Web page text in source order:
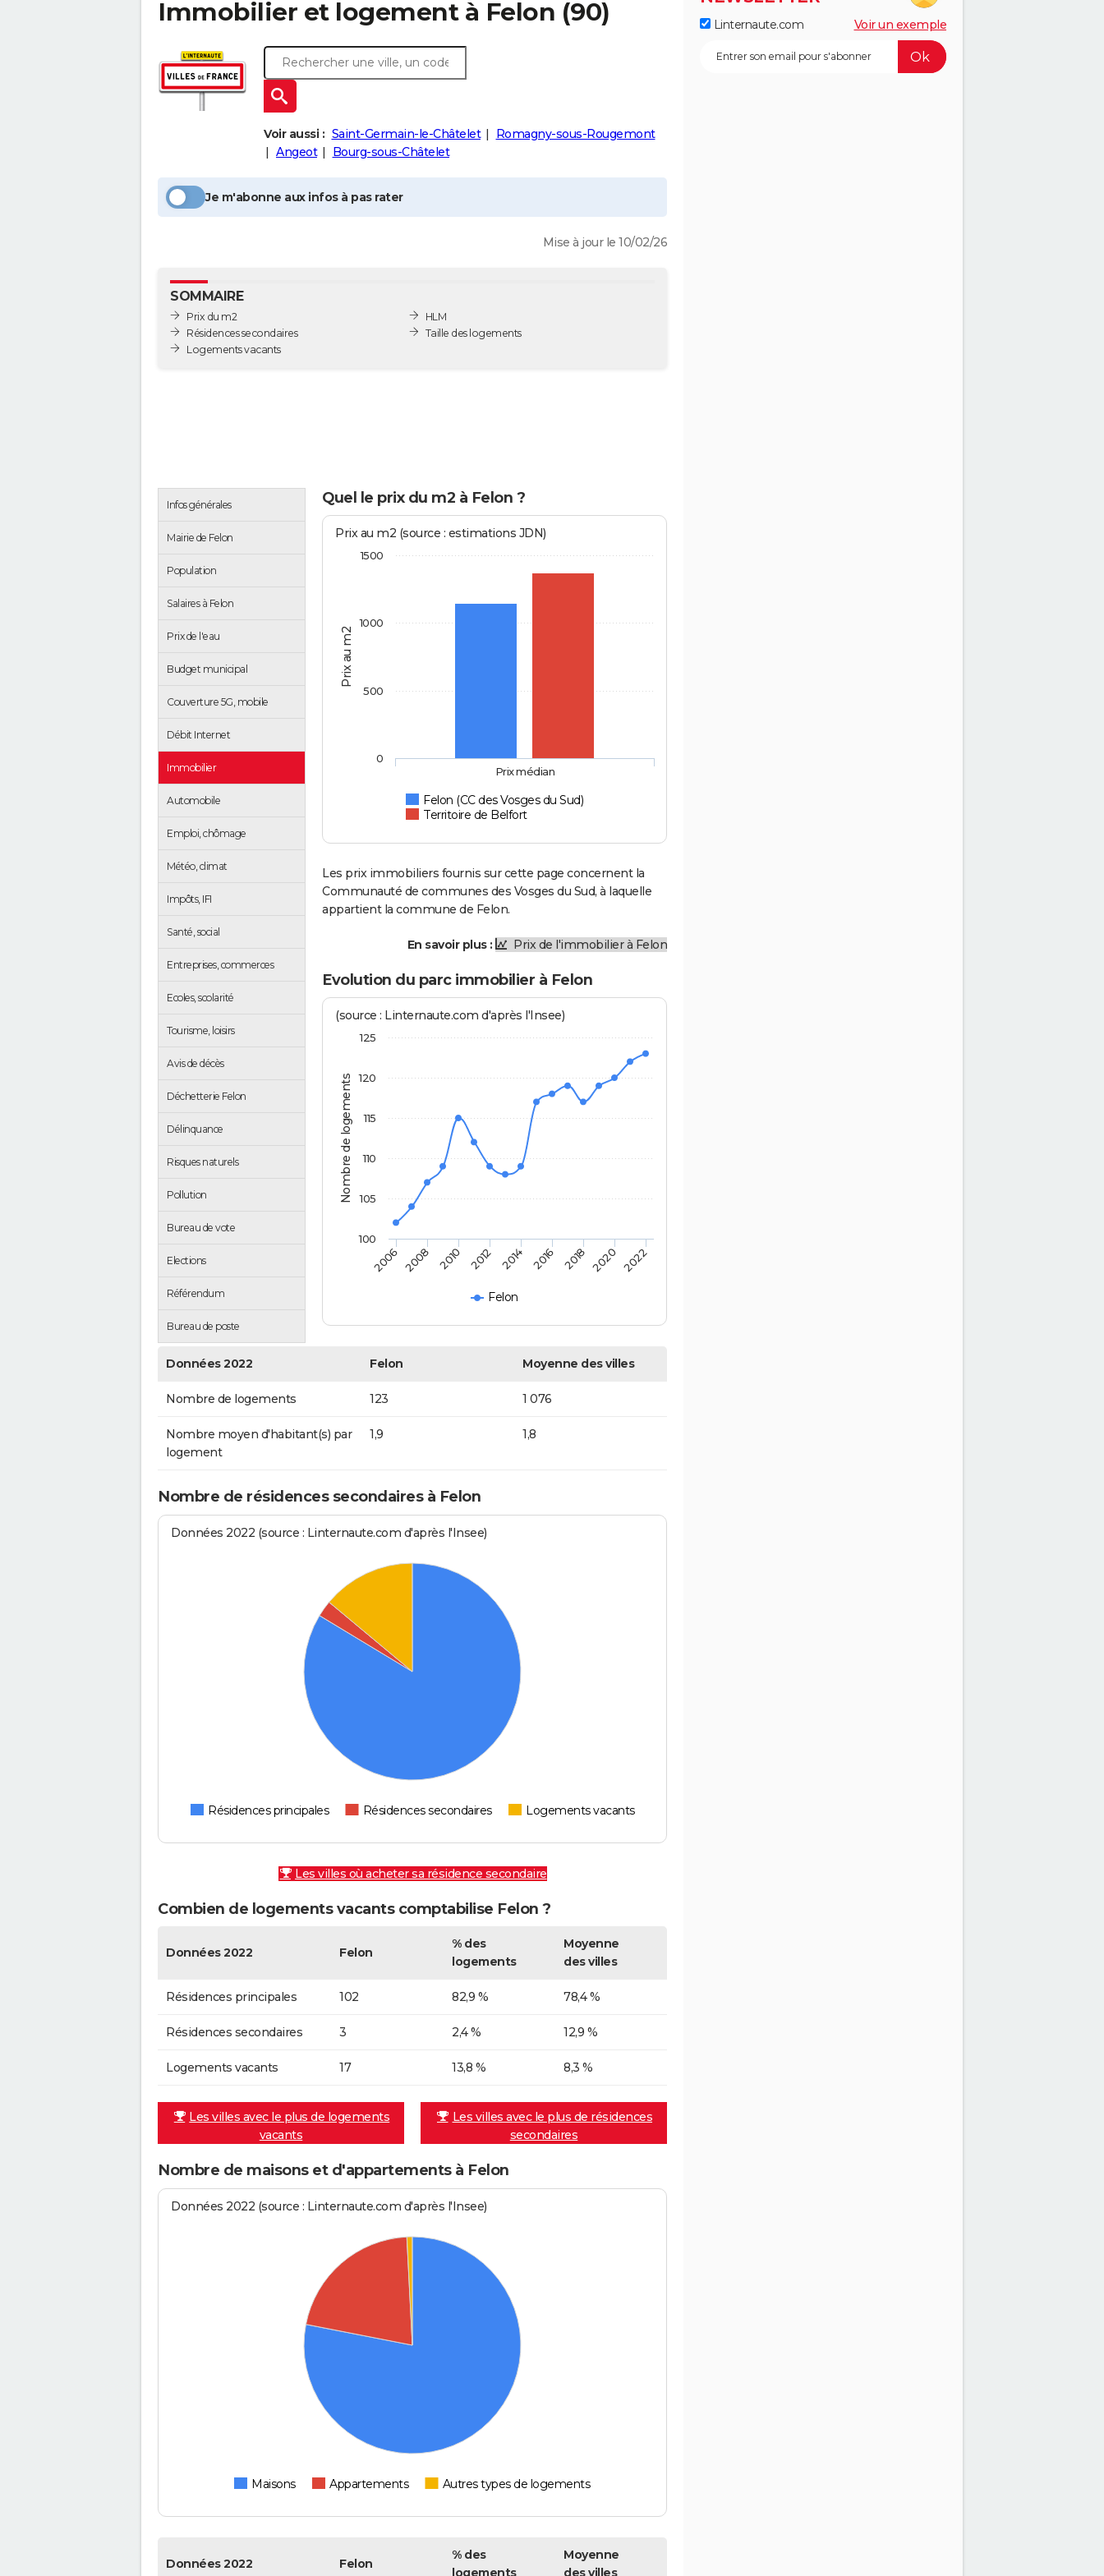
Immobilier et logement à Felon (90)
Voir aussi : Saint-Germain-le-Châtelet
Romagny-sous-Rougemont
Angeot
Bourg-sous-Châtelet
Je m'abonne aux infos à pas rater
Mise à jour le 10/02/26
SOMMAIRE
Prix du m2
Résidences secondaires
Logements vacants
HLM
Taille des logements
Infos générales
Mairie de Felon
Population
Salaires à Felon
Prix de l'eau
Budget municipal
Couverture 5G, mobile
Débit Internet
Immobilier
Automobile
Emploi, chômage
Météo, climat
Impôts, IFI
Santé, social
Entreprises, commerces
Ecoles, scolarité
Tourisme, loisirs
Avis de décès
Déchetterie Felon
Délinquance
Risques naturels
Pollution
Bureau de vote
Elections
Référendum
Bureau de poste
Quel le prix du m2 à Felon ?
Prix au m2
Prix au m2 (source : estimations JDN)
Felon (CC des Vosges du Sud)
Territoire de Belfort
Prix médian
0
500
1000
1500
Les prix immobiliers fournis sur cette page concernent la
Communauté de communes des Vosges du Sud, à laquelle
appartient la commune de Felon.
En savoir plus : Prix de l'immobilier à Felon
Evolution du parc immobilier à Felon
Nombre de logements
(source : Linternaute.com d'après l'Insee)
Felon
2006 2008 2010 2012 2014 2016 2018 2020 2022
100
105
110
115
120
125
Données 2022 Felon Moyenne des villes
Nombre de logements 123 1 076
Nombre moyen d'habitant(s) par
logement
1,9 1,8
Nombre de résidences secondaires à Felon
Données 2022 (source : Linternaute.com d'après l'Insee)
Résidences principales Résidences secondaires Logements vacants
Les villes où acheter sa résidence secondaire
Combien de logements vacants comptabilise Felon ?
Données 2022 Felon
% des
logements
Moyenne
des villes
Résidences principales 102 82,9 % 78,4 %
Résidences secondaires 3 2,4 % 12,9 %
Logements vacants 17 13,8 % 8,3 %
Les villes avec le plus de logements
vacants
Les villes avec le plus de résidences
secondaires
Nombre de maisons et d'appartements à Felon
Données 2022 (source : Linternaute.com d'après l'Insee)
Maisons Appartements Autres types de logements
Données 2022 Felon
% des
logements
Moyenne
des villes
Linternaute.com Voir un exemple